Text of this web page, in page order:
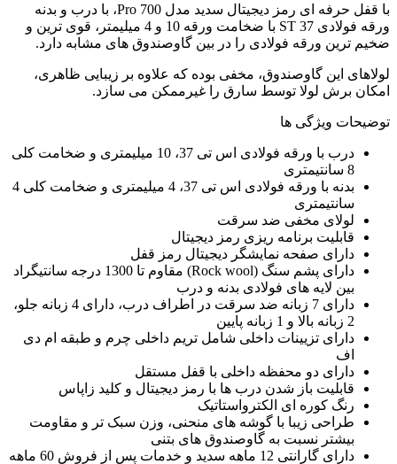
با قفل حرفه ای رمز دیجیتال سدید مدل 700 Pro، با درب و بدنه
ورقه فولادی ST 37 با ضخامت ورقه 10 و 4 میلیمتر، قوی ترین و
ضخیم ترین ورقه فولادی را در بین گاوصندوق های مشابه دارد.
لولاهای این گاوصندوق، مخفی بوده که علاوه بر زیبایی ظاهری،
امکان برش لولا توسط سارق را غیرممکن می سازد.
توضیحات ویژگی ها
درب با ورقه فولادی اس تی 37، 10 میلیمتری و ضخامت کلی
8 سانتیمتری
بدنه با ورقه فولادی اس تی 37، 4 میلیمتری و ضخامت کلی 4
سانتیمتری
لولای مخفی ضد سرقت
قابلیت برنامه ریزی رمز دیجیتال
دارای صفحه نمایشگر دیجیتال رمز قفل
دارای پشم سنگ (Rock wool) مقاوم تا 1300 درجه سانتیگراد
بین لایه های فولادی بدنه و درب
دارای 7 زبانه ضد سرقت در اطراف درب، دارای 4 زبانه جلو،
2 زبانه بالا و 1 زبانه پایین
دارای تزیینات داخلی شامل تریم داخلی چرم و طبقه ام دی
اف
دارای دو محفظه داخلی با قفل مستقل
قابلیت باز شدن درب ها با رمز دیجیتال و کلید زاپاس
رنگ کوره ای الکترواستاتیک
طراحی زیبا با گوشه های منحنی، وزن سبک تر و مقاومت
بیشتر نسبت به گاوصندوق های بتنی
دارای گارانتی 12 ماهه سدید و خدمات پس از فروش 60 ماهه